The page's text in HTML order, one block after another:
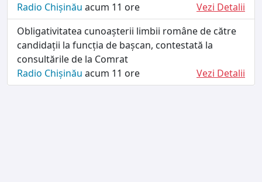
Radio Chișinău acum 11 ore
Vezi Detalii
Obligativitatea cunoașterii limbii române de către
candidații la funcția de bașcan, contestată la
consultările de la Comrat
Radio Chișinău acum 11 ore Vezi Detalii